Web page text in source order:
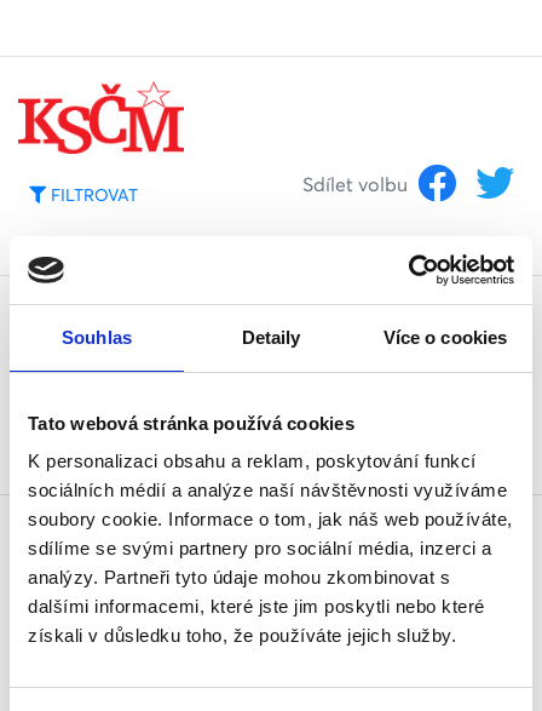
Souhlas Detaily Více o cookies
Tato webová stránka používá cookies
K personalizaci obsahu a reklam, poskytování funkcí
sociálních médií a analýze naší návštěvnosti využíváme
soubory cookie. Informace o tom, jak náš web používáte,
sdílíme se svými partnery pro sociální média, inzerci a
analýzy. Partneři tyto údaje mohou zkombinovat s
dalšími informacemi, které jste jim poskytli nebo které
získali v důsledku toho, že používáte jejich služby.
FILTROVAT Sdílet volbu
FILTROVAT
FILTROVAT Sdílet volbu